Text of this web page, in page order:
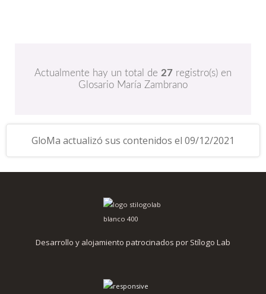
Actualmente hay un total de 27 registro(s) en
Glosario María Zambrano
GloMa actualizó sus contenidos el 09/12/2021
Desarrollo y alojamiento patrocinados por Stílogo Lab